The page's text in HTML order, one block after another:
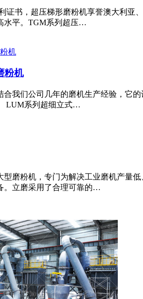
证书，超压梯形磨粉机享誉澳大利亚
水平。TGM系列超压…
粉机
合我们公司几年的磨机生产经验，它
LUM系列超细立式…
型磨粉机，专门为解决工业磨机产量
。立磨采用了合理可靠的…